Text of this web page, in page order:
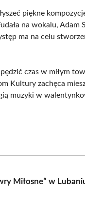
piękne
na wokalu, Adam
ma na celu
czas w miłym
Kultury zachęca
muzyki w
Miłosne” w